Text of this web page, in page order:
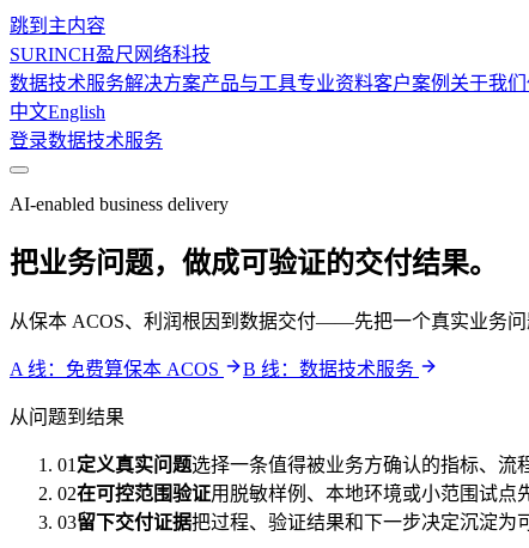
跳到主内容
SURINCH盈尺网络科技
数据技术服务解决方案产品与工具专业资料客户案例 关于我们
中文English
登录数据技术服务
AI-enabled business delivery
把业务问题，做成可验证的交付结果。
从保本 ACOS、利润根因到数据交付——先把一个真实业务问
A 线：免费算保本 ACOS B 线：数据技术服务
从问题到结果
01 定义真实问题选择一条值得被业务方确认的指标、流
02在可控范围验证用脱敏样例、本地环境或小范围试点
03留下交付证据把过程、验证结果和下一步决定沉淀为